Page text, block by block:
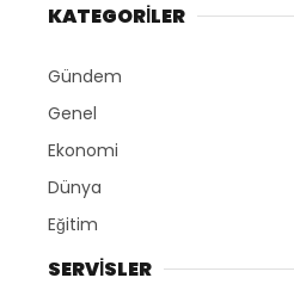
KATEGORİLER
Gündem
Genel
Ekonomi
Dünya
Eğitim
SERVİSLER